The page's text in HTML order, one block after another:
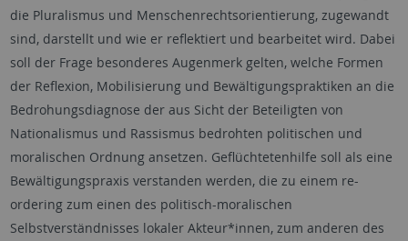
die Pluralismus und Menschenrechtsorientierung, zugewandt
sind, darstellt und wie er reflektiert und bearbeitet wird. Dabei
soll der Frage besonderes Augenmerk gelten, welche Formen
der Reflexion, Mobilisierung und Bewältigungspraktiken an die
Bedrohungsdiagnose der aus Sicht der Beteiligten von
Nationalismus und Rassismus bedrohten politischen und
moralischen Ordnung ansetzen. Geflüchtetenhilfe soll als eine
Bewältigungspraxis verstanden werden, die zu einem re-
ordering zum einen des politisch-moralischen
Selbstverständnisses lokaler Akteur*innen, zum anderen des